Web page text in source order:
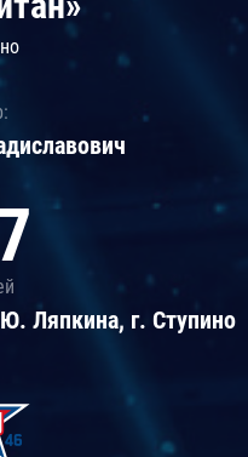
Ляпкина, г. Ступино